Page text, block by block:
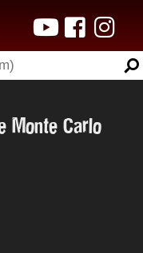
Monte Carlo